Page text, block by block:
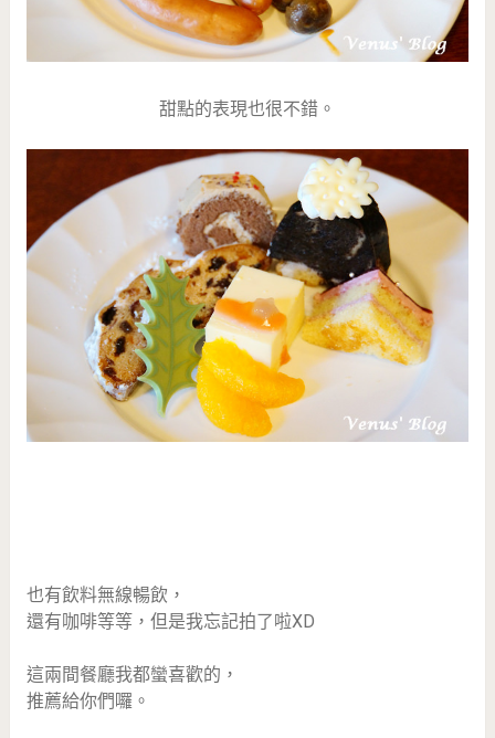
甜點的表現也很不錯。
也有飲料無線暢飲，
還有咖啡等等，但是我忘記拍了啦XD
這兩間餐廳我都蠻喜歡的，
推薦給你們囉。